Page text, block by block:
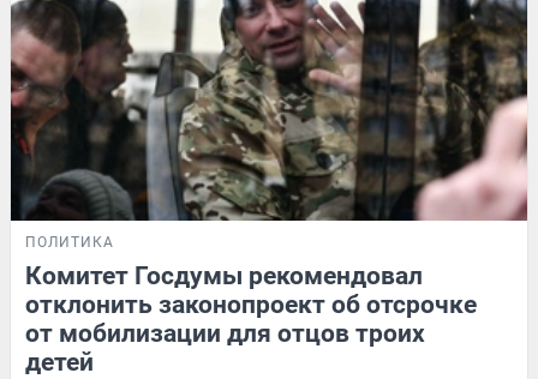
ПОЛИТИКА
Комитет Госдумы рекомендовал
отклонить законопроект об отсрочке
от мобилизации для отцов троих
детей